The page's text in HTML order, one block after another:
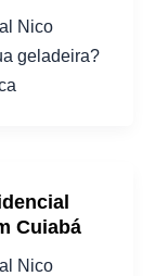
Nico
geladeira?
Cuiabá
Nico